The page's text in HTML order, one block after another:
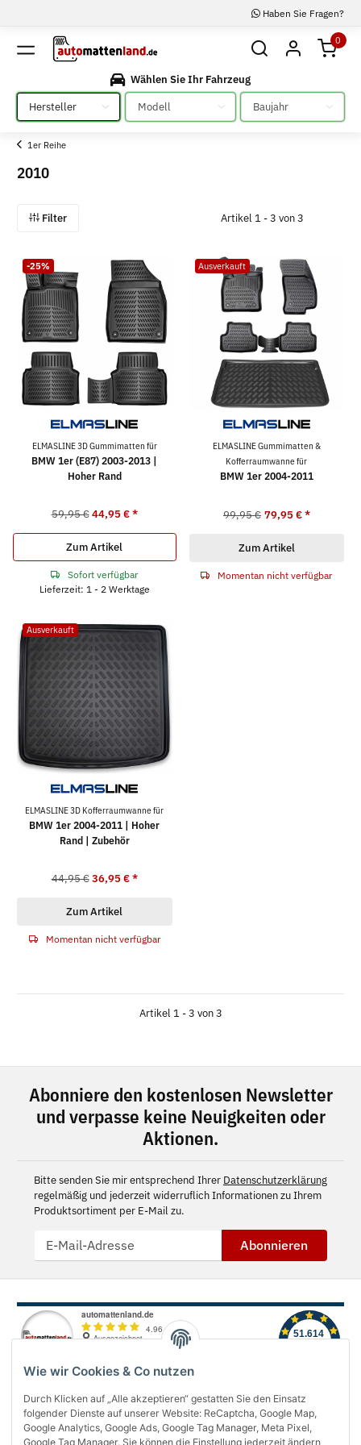
Wie wir Cookies & Co nutzen
Durch Klicken auf „Alle akzeptieren“ gestatten Sie den Einsatz
folgender Dienste auf unserer Website: ReCaptcha, Google Map,
Google Analytics, Google Ads, Google Tag Manager, Meta Pixel,
Google Tag Manager. Sie können die Einstellung jederzeit ändern
Haben Sie Fragen?
0
Wählen Sie Ihr Fahrzeug
Bitte auswählen
Bitte auswählen Bitte auswählen
1er Reihe
2010
Filter Artikel 1 - 3 von 3
-25%
ELMASLINE 3D Gummimatten für
BMW 1er (E87) 2003-2013 |
Hoher Rand
59,95 € 44,95 €*
Zum Artikel
Sofort verfügbar
Lieferzeit: 1 - 2 Werktage
Ausverkauft
ELMASLINE Gummimatten &
Kofferraumwanne für
BMW 1er 2004-2011
99,95 € 79,95 €*
Zum Artikel
Momentan nicht verfügbar
Ausverkauft
ELMASLINE 3D Kofferraumwanne für
BMW 1er 2004-2011 | Hoher
Rand | Zubehör
44,95 € 36,95 €*
Zum Artikel
Momentan nicht verfügbar
Artikel 1 - 3 von 3
Abonniere den kostenlosen Newsletter
und verpasse keine Neuigkeiten oder
Aktionen.
Bitte senden Sie mir entsprechend Ihrer Datenschutzerklärung
regelmäßig und jederzeit widerruflich Informationen zu Ihrem
Produktsortiment per E-Mail zu.
Abonnieren
Über uns